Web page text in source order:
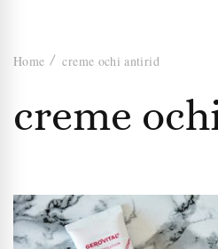
Xaara
Home creme ochi antirid
creme